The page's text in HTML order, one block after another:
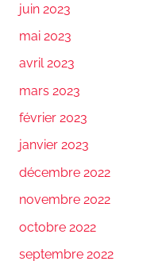
juin 2023
mai 2023
avril 2023
mars 2023
février 2023
janvier 2023
décembre 2022
novembre 2022
octobre 2022
septembre 2022